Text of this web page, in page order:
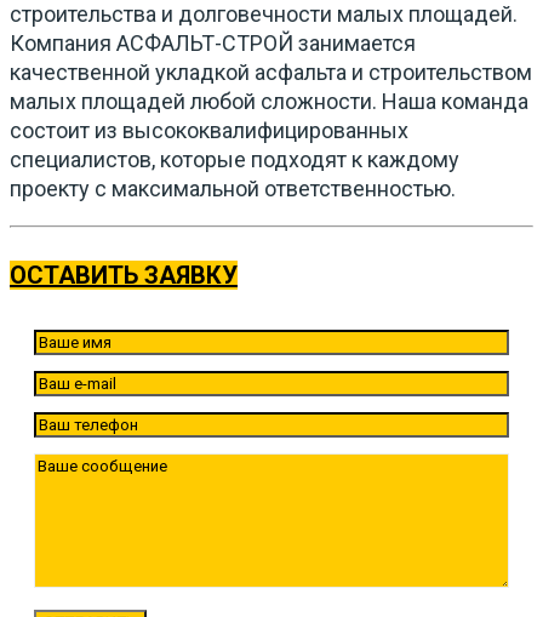
строительства и долговечности малых площадей.
Компания АСФАЛЬТ-СТРОЙ занимается
качественной укладкой асфальта и строительством
малых площадей любой сложности. Наша команда
состоит из высококвалифицированных
специалистов, которые подходят к каждому
проекту с максимальной ответственностью.
ОСТАВИТЬ ЗАЯВКУ